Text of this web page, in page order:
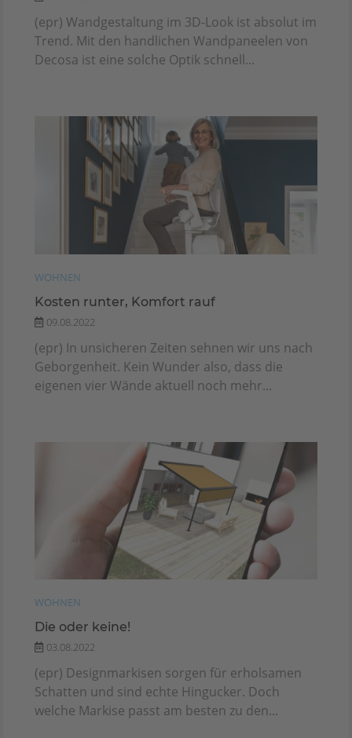
(epr) Wandgestaltung im 3D-Look ist absolut im
Trend. Mit den handlichen Wandpaneelen von
Decosa ist eine solche Optik schnell...
WOHNEN
Kosten runter, Komfort rauf
09.08.2022
(epr) In unsicheren Zeiten sehnen wir uns nach
Geborgenheit. Kein Wunder also, dass die
eigenen vier Wände aktuell noch mehr...
WOHNEN
Die oder keine!
03.08.2022
(epr) Designmarkisen sorgen für erholsamen
Schatten und sind echte Hingucker. Doch
welche Markise passt am besten zu den...